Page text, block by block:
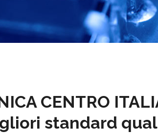
CENTRO
standard